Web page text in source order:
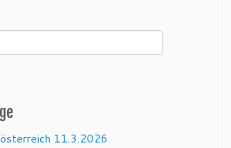
11.3.2026